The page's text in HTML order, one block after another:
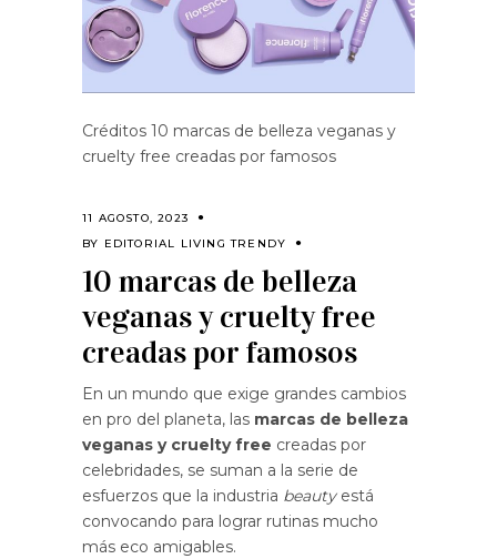
Créditos 10 marcas de belleza veganas y
cruelty free creadas por famosos
11 AGOSTO, 2023
BY EDITORIAL LIVING TRENDY
10 marcas de belleza
veganas y cruelty free
creadas por famosos
En un mundo que exige grandes cambios
en pro del planeta, las marcas de belleza
veganas y cruelty free creadas por
celebridades, se suman a la serie de
esfuerzos que la industria beautyestá
convocando para lograr rutinas mucho
más eco amigables.